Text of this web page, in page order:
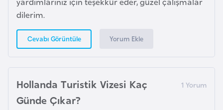
dilerim.
Cevabı Görüntüle Yorum Ekle
Hollanda Turistik Vizesi Kaç
Günde Çıkar?
r
i
l
s
v